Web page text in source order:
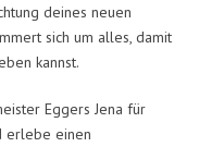
deines neuen
sich um alles, damit
kannst.
Eggers Jena für
erlebe einen